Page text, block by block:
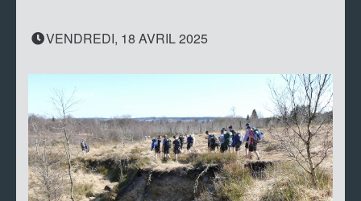
VENDREDI, 18 AVRIL 2025